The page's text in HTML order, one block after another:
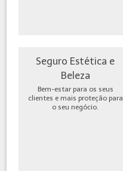
Seguro Estética e
Beleza
Bem-estar para os seus
clientes e mais proteção para
o seu negócio.